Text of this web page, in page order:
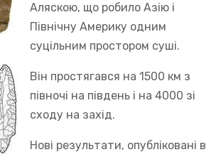
Аляскою, що робило Азію і
Північну Америку одним
суцільним простором суші.
Він простягався на 1500 км з
півночі на південь і на 4000 зі
сходу на захід.
Нові результати, опубліковані в